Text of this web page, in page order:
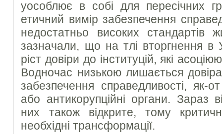
уособлює в собі для пересічних
етичний вимір забезпечення
недостатньо високих
зазначали, що на тлі вторгнення в
ріст довіри до інституцій, які
Водночас низькою лишається
забезпечення справедливості, як-
або антикорупційні органи. Зараз
них також відкрите, тому
необхідні трансформації.